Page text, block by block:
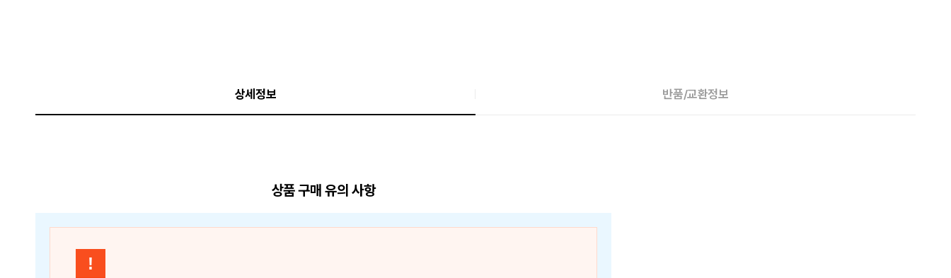
상세정보 반품/교환정보
상품 구매 유의 사항
!